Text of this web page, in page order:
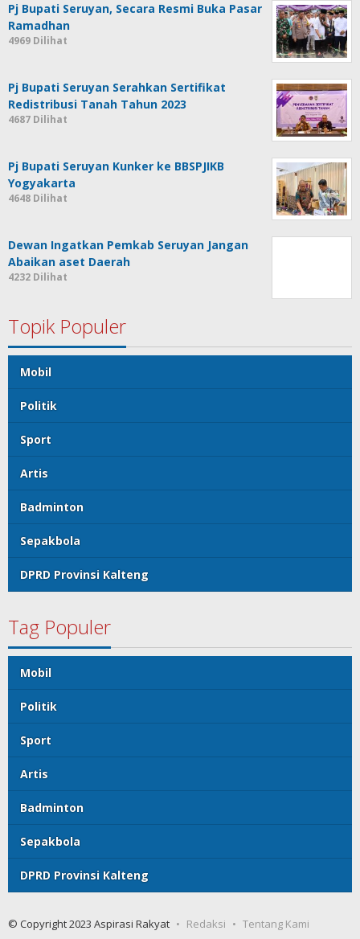
Pj Bupati Seruyan, Secara Resmi Buka Pasar
Ramadhan
4969 Dilihat
Pj Bupati Seruyan Serahkan Sertifikat
Redistribusi Tanah Tahun 2023
4687 Dilihat
Pj Bupati Seruyan Kunker ke BBSPJIKB
Yogyakarta
4648 Dilihat
Dewan Ingatkan Pemkab Seruyan Jangan
Abaikan aset Daerah
4232 Dilihat
Topik Populer
Mobil
Politik
Sport
Artis
Badminton
Sepakbola
DPRD Provinsi Kalteng
Tag Populer
Mobil
Politik
Sport
Artis
Badminton
Sepakbola
DPRD Provinsi Kalteng
© Copyright 2023 Aspirasi Rakyat Redaksi Tentang Kami